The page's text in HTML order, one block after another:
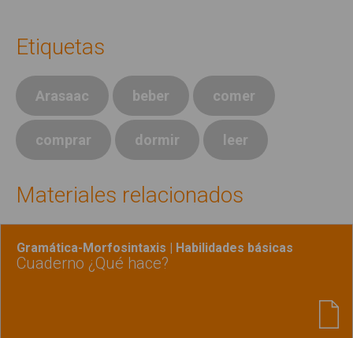
Etiquetas
Arasaac beber comer
comprar dormir leer
Materiales relacionados
Gramática-Morfosintaxis | Habilidades básicas
Cuaderno ¿Qué hace?